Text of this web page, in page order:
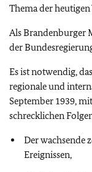
Thema der
Als Brandenburger
der
Es ist notwendig,
regionale und
September 1939,
schrecklichen
Der wachsende
Ereignissen,